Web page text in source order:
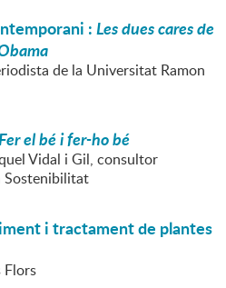
:Les dues cares de
de la Universitat Ramon
el bé i fer-ho bé
Vidal i Gil, consultor
Sostenibilitat
i tractament de plantes
Flors